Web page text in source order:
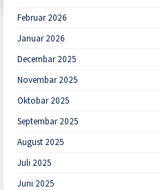
Februar 2026
Januar 2026
Decembar 2025
Novembar 2025
Oktobar 2025
Septembar 2025
August 2025
Juli 2025
Juni 2025